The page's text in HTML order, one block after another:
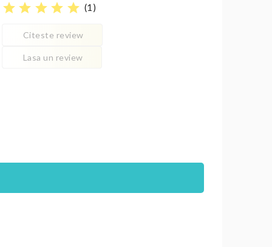
star star star star star (1 )
Citeste review
Lasa un review